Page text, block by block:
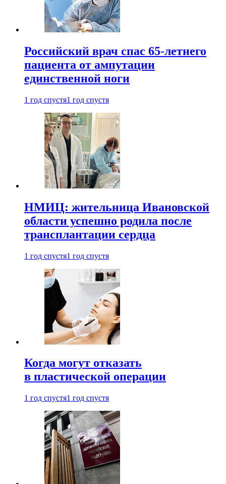
Российский врач спас 65-летнего
пациента от ампутации
единственной ноги
1 год спустя1 год спустя
НМИЦ: жительница Ивановской
области успешно родила после
трансплантации сердца
1 год спустя1 год спустя
Когда могут отказать
в пластической операции
1 год спустя1 год спустя